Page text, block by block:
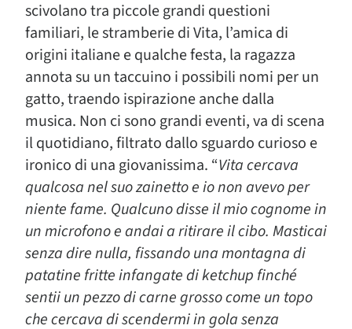
scivolano tra piccole grandi questioni
familiari, le stramberie di Vita, l’amica di
origini italiane e qualche festa, la ragazza
annota su un taccuino i possibili nomi per un
gatto, traendo ispirazione anche dalla
musica. Non ci sono grandi eventi, va di scena
il quotidiano, filtrato dallo sguardo curioso e
ironico di una giovanissima. “Vita cercava
qualcosa nel suo zainetto e io non avevo per
niente fame. Qualcuno disse il mio cognome in
un microfono e andai a ritirare il cibo. Masticai
senza dire nulla, fissando una montagna di
patatine fritte infangate di ketchup finché
sentii un pezzo di carne grosso come un topo
che cercava di scendermi in gola senza